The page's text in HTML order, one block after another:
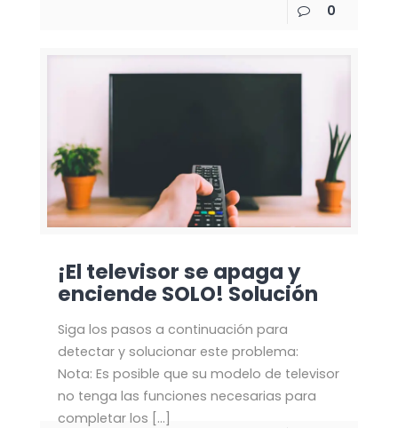
0
¡El televisor se apaga y
enciende SOLO! Solución
Siga los pasos a continuación para
detectar y solucionar este problema:
Nota: Es posible que su modelo de televisor
no tenga las funciones necesarias para
completar los […]